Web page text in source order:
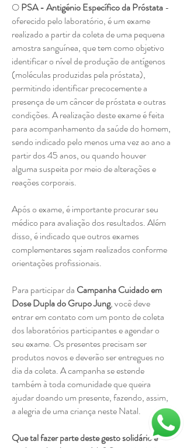
OPSA - Antigénio Específico da Próstata-
oferecido pelo laboratório, é um exame
realizado a partir da coleta de uma pequena
amostra sanguínea, que tem como objetivo
identificar o nível de produção de antígenos
(moléculas produzidas pela próstata),
permitindo identificar precocemente a
presença de um câncer de próstata e outras
condições. A realização deste exame é feita
para acompanhamento da saúde do homem,
sendo indicado pelo menos uma vez ao ano a
partir dos 45 anos, ou quando houver
alguma suspeita por meio de alterações e
reações corporais.
Após o exame, é importante procurar seu
médico para avaliação dos resultados. Além
disso, é indicado que outros exames
complementares sejam realizados conforme
orientações profissionais.
Para participar da Campanha Cuidado em
Dose Dupla do Grupo Jung, você deve
entrar em contato com um ponto de coleta
dos laboratórios participantes e agendar o
seu exame. Os presentes precisam ser
produtos novos e deverão ser entregues no
dia da coleta. A campanha se estende
também à toda comunidade que queira
ajudar doando um presente, fazendo, assim,
a alegria de uma criança neste Natal.
Que tal fazer parte deste gesto solidário e